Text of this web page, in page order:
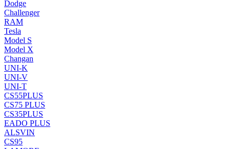
Dodge
Challenger
RAM
Tesla
Model S
Model X
Changan
UNI-K
UNI-V
UNI-T
CS55PLUS
CS75 PLUS
CS35PLUS
EADO PLUS
ALSVIN
CS95